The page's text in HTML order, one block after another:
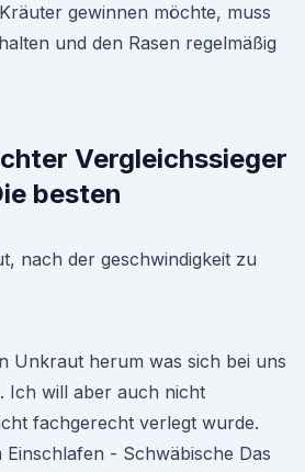
gewinnen möchte, muss
und den Rasen regelmäßig
Vergleichssieger
besten
Unkraut herum was sich bei uns
Ich will aber auch nicht
fachgerecht verlegt wurde.
Einschlafen - Schwäbische Das